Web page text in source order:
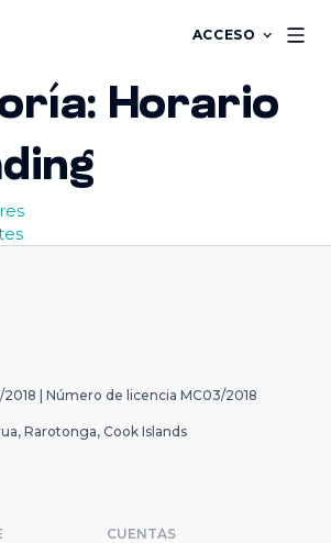
ACCESO
Horario
2018 | Número de licencia MC03/2018
Rarotonga, Cook Islands
CUENTAS